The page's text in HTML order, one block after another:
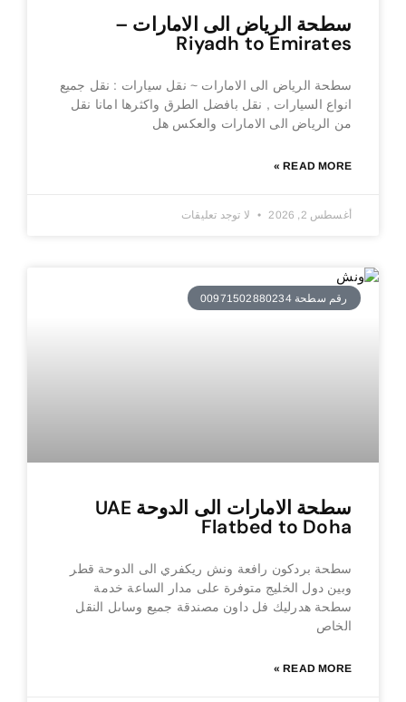
سطحة الرياض الى الامارات –
Riyadh to Emirates
سطحة الرياض الى الامارات ~ نقل سيارات : نقل جميع
انواع السيارات , نقل بافضل الطرق واكثرها امانا نقل
من الرياض الى الامارات والعكس هل
READ MORE »
أغسطس 2, 2026 لا توجد تعليقات
رقم سطحة 00971502880234
سطحة الامارات الى الدوحة UAE
Flatbed to Doha
سطحة بردكون رافعة ونش ريكفري الى الدوحة قطر
وبين دول الخليج متوفرة على مدار الساعة خدمة
سطحة هدرليك فل داون مصندقة جميع وساىل النقل
الخاص
READ MORE »